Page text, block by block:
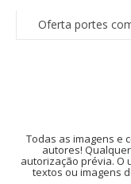
Oferta portes
Todas as imagens e
autores!
autorização prévia. O
textos ou imagens